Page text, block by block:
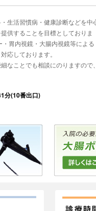
生活習慣病・健康診断などを中
供することを目標としておりま
胃内視鏡・大腸内視鏡等による
応しております。
なことでも相談にのりますので、
分(10番出口)